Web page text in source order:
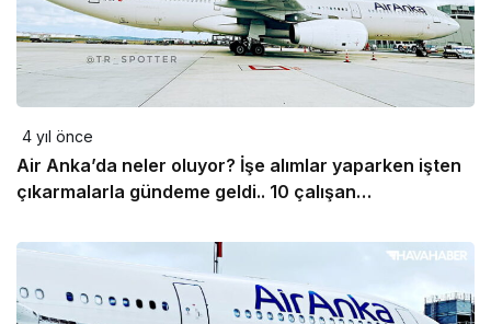
4 yıl önce
Air Anka’da neler oluyor? İşe alımlar yaparken işten
çıkarmalarla gündeme geldi.. 10 çalışan…